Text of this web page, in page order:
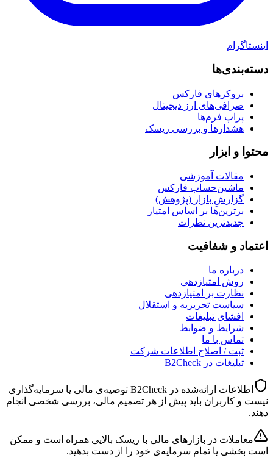
اینستاگرام
دسته‌بندی‌ها
بروکرهای فارکس
صرافی‌های ارز دیجیتال
پراپ فرم‌ها
هشدارها و بررسی ریسک
محتوا و ابزار
مقالات آموزشی
ماشین‌حساب فارکس
گزارشِ بازار (پژوهش)
برترین‌ها بر اساس امتیاز
جدیدترین نظرات
اعتماد و شفافیت
درباره ما
روش امتیازدهی
نظارت بر امتیازدهی
سیاست تحریریه و استقلال
افشای تبلیغات
شرایط و ضوابط
تماس با ما
ثبت / اصلاح اطلاعات شرکت
تبلیغات در B2Check
اطلاعات ارائه‌شده در B2Check توصیه‌ی مالی یا سرمایه‌گذاری
نیست و کاربران باید پیش از هر تصمیم مالی، بررسی شخصی انجام
دهند.
معاملات در بازارهای مالی با ریسک بالایی همراه است و ممکن
است بخشی یا تمام سرمایه‌ی خود را از دست بدهید.